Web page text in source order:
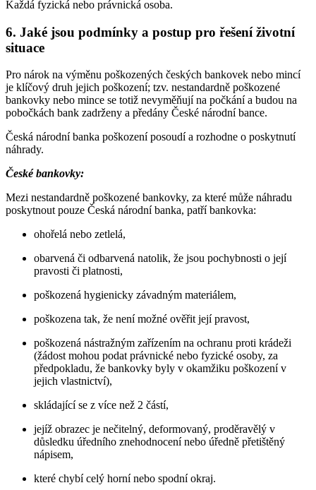
Každá fyzická nebo právnická osoba.
6. Jaké jsou podmínky a postup pro řešení životní
situace
Pro nárok na výměnu poškozených českých bankovek nebo mincí
je klíčový druh jejich poškození; tzv. nestandardně poškozené
bankovky nebo mince se totiž nevyměňují na počkání a budou na
pobočkách bank zadrženy a předány České národní bance.
Česká národní banka poškození posoudí a rozhodne o poskytnutí
náhrady.
České bankovky:
Mezi nestandardně poškozené bankovky, za které může náhradu
poskytnout pouze Česká národní banka, patří bankovka:
ohořelá nebo zetlelá,
obarvená či odbarvená natolik, že jsou pochybnosti o její
pravosti či platnosti,
poškozená hygienicky závadným materiálem,
poškozena tak, že není možné ověřit její pravost,
poškozená nástražným zařízením na ochranu proti krádeži
(žádost mohou podat právnické nebo fyzické osoby, za
předpokladu, že bankovky byly v okamžiku poškození v
jejich vlastnictví),
skládající se z více než 2 částí,
jejíž obrazec je nečitelný, deformovaný, proděravělý v
důsledku úředního znehodnocení nebo úředně přetištěný
nápisem,
které chybí celý horní nebo spodní okraj.